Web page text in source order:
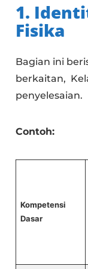
1.
Fisika
Bagian ini
berkaitan,
penyelesaian.
Contoh:
Kompetensi
Dasar